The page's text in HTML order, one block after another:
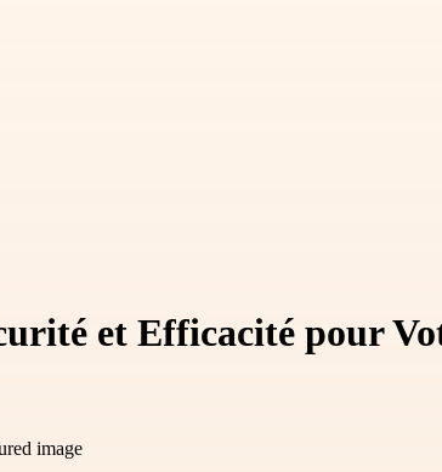
et Efficacité pour